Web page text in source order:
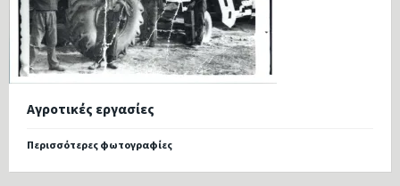
Αγροτικές εργασίες
Περισσότερες φωτογραφίες